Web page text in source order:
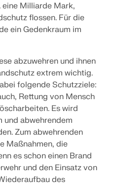
Milliarde Mark,
flossen. Für die
ein Gedenkraum im
abzuwehren und ihnen
extrem wichtig.
folgende Schutzziele:
Rettung von Mensch
Es wird
und abwehrendem
Zum abwehrenden
Maßnahmen, die
es schon einen Brand
und den Einsatz von
des